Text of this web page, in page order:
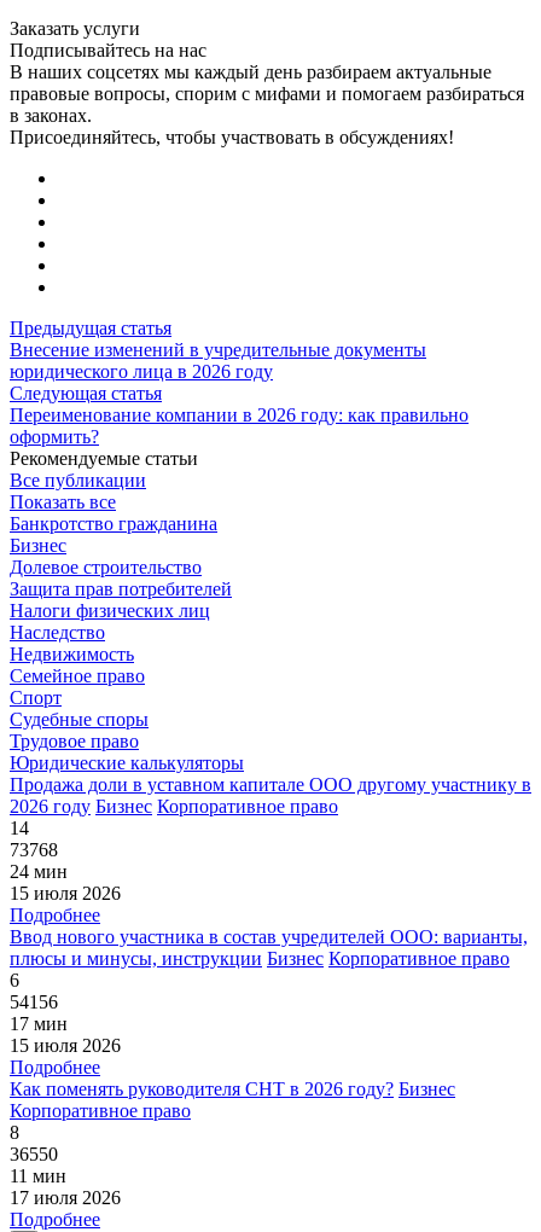
Заказать услуги
Подписывайтесь на нас
В наших соцсетях мы каждый день разбираем актуальные
правовые вопросы, спорим с мифами и помогаем разбираться
в законах.
Присоединяйтесь, чтобы участвовать в обсуждениях!
Предыдущая статья
Внесение изменений в учредительные документы
юридического лица в 2026 году
Следующая статья
Переименование компании в 2026 году: как правильно
оформить?
Рекомендуемые статьи
Все публикации
Показать все
Банкротство гражданина
Бизнес
Долевое строительство
Защита прав потребителей
Налоги физических лиц
Наследство
Недвижимость
Семейное право
Спорт
Судебные споры
Трудовое право
Юридические калькуляторы
Продажа доли в уставном капитале ООО другому участнику в
2026 году Бизнес Корпоративное право
14
73768
24 мин
15 июля 2026
Подробнее
Ввод нового участника в состав учредителей ООО: варианты,
плюсы и минусы, инструкции Бизнес Корпоративное право
6
54156
17 мин
15 июля 2026
Подробнее
Как поменять руководителя СНТ в 2026 году? Бизнес
Корпоративное право
8
36550
11 мин
17 июля 2026
Подробнее